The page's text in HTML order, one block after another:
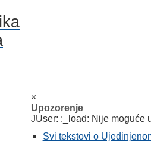
×
Upozorenje
JUser: :_load: Nije moguće
Svi tekstovi o